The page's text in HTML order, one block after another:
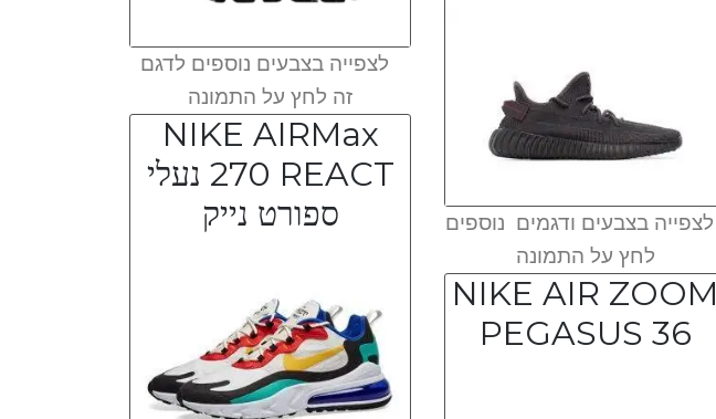
לצפייה בצבעים נוספים לדגם
זה לחץ על התמונה
NIKE AIRMax
270 REACT נעלי
ספורט נייק
לצפייה בצבעים ודגמים נוספים
לחץ על התמונה
NIKE AIR ZOOM
PEGASUS 36